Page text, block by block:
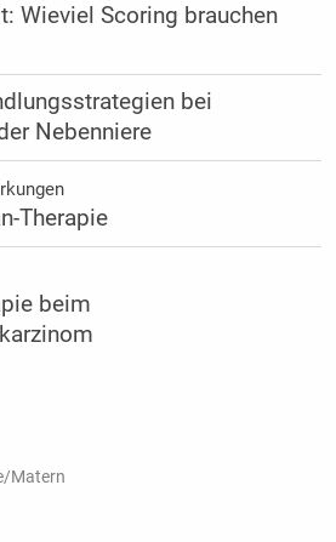
Wieviel Scoring brauchen
bei
Nebenniere
Therapie
beim
Matern